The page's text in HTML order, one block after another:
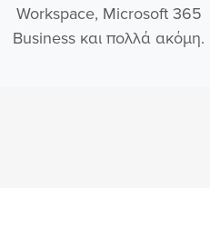
Workspace, Microsoft 365
Business και πολλά ακόμη.